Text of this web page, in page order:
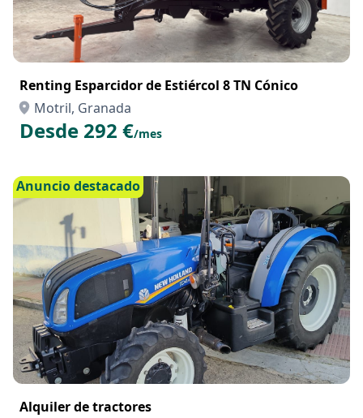
Renting Esparcidor de Estiércol 8 TN Cónico
Motril, Granada
Desde 292 €/mes
Anuncio destacado
Alquiler de tractores